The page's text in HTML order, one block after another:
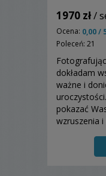
1970 zł/
Ocena: 0,00 /
Poleceń: 21
dokładam
ważne i
pokazać
wzruszenia
przy nich.